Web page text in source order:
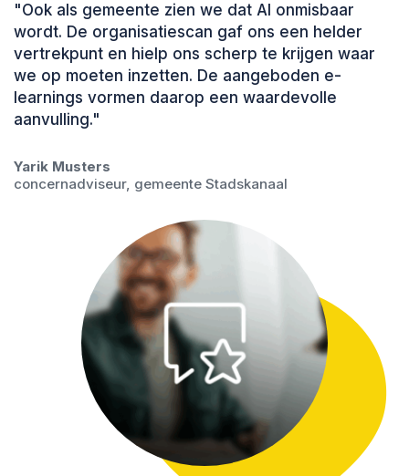
"Ook als gemeente zien we dat AI onmisbaar
wordt. De organisatiescan gaf ons een helder
vertrekpunt en hielp ons scherp te krijgen waar
we op moeten inzetten. De aangeboden e-
learnings vormen daarop een waardevolle
aanvulling."
Yarik Musters
concernadviseur, gemeente Stadskanaal